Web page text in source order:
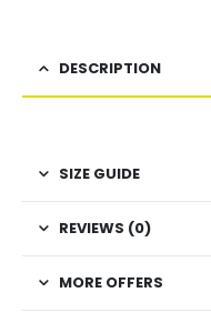
DESCRIPTION
SIZE GUIDE
REVIEWS (0)
MORE OFFERS